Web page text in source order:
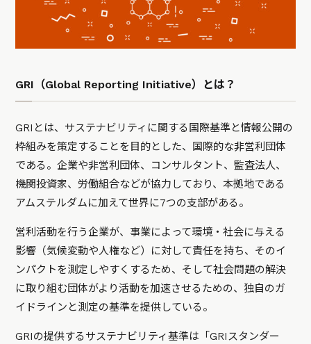
GRI（Global Reporting Initiative）とは？
GRIとは、サステナビリティに関する国際基準と情報公開の
枠組みを策定することを目的とした、国際的な非営利団体
である。企業や非営利団体、コンサルタント、監査法人、
機関投資家、労働組合などが協力しており、本拠地である
アムステルダムに加えて世界に7つの支部がある。
営利活動を行う企業が、事業によって環境・社会に与える
影響（気候変動や人権など）に対して責任を持ち、そのイ
ンパクトを測定しやすくするため、そして社会問題の解決
に取り組む団体がより活動を加速させるための、独自のガ
イドラインと測定の基準を提供している。
GRIの提供するサステナビリティ基準は「GRIスタンダー